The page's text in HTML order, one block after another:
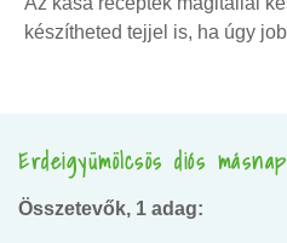
készítheted tejjel is, ha úgy
Erdeigyümölcsös diós
Összetevők, 1 adag: